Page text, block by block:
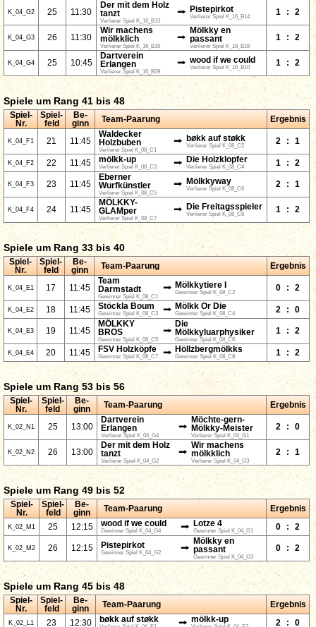
K_04_G2 25 11:30
Der mit dem Holz
tanzt
Verlierer Spiel K_16_B13
⭢ Pistepirkot
Verlierer Spiel K_16_B14
1 : 2
K_04_G3 26 11:30
Wir machens
mölkklich
Verlierer Spiel K_16_B15
⭢
Mölkky en
passant
Verlierer Spiel K_16_B16
1 : 2
K_04_G4 25 10:45
Dartverein
Erlangen
Verlierer Spiel K_16_B09
⭢ wood if we could
Verlierer Spiel K_16_B10
1 : 2
Spiele um Rang 41 bis 48
Spiel-
Nr.
Spiel-
feld
Be-
ginn
Team-Paarung Ergebnis
K_04_F1 21 11:45
Waldecker
Holzbuben
Verlierer Spiel K_08_C1
⭢ bøkk auf støkk
Verlierer Spiel K_08_C2
2 : 1
K_04_F2 22 11:45 mölkk-up
Verlierer Spiel K_08_C3 ⭢ Die Holzklopfer
Verlierer Spiel K_08_C4 1 : 2
K_04_F3 23 11:45
Eberner
Wurfkünstler
Verlierer Spiel K_08_C5
⭢ Mölkkyway
Verlierer Spiel K_08_C6
2 : 1
K_04_F4 24 11:45
MÖLKKY-
GLAMper
Verlierer Spiel K_08_C7
⭢ Die Freitagsspieler
Verlierer Spiel K_08_C8
1 : 2
Spiele um Rang 33 bis 40
Spiel-
Nr.
Spiel-
feld
Be-
ginn
Team-Paarung Ergebnis
K_04_E1 17 11:45
Team
Darmstadt
Gewinner Spiel K_08_C1
⭢ Mölkkytiere I
Gewinner Spiel K_08_C2
0 : 2
K_04_E2 18 11:45 Stöckla Boum
Gewinner Spiel K_08_C3 ⭢ Mölkk Or Die
Gewinner Spiel K_08_C4 2 : 0
K_04_E3 19 11:45
MÖLKKY
BROS
Gewinner Spiel K_08_C5
⭢
Die
Mölkkyluarphysiker
Gewinner Spiel K_08_C6
1 : 2
K_04_E4 20 11:45 FSV Holzköpfe
Gewinner Spiel K_08_C7 ⭢ Höllzbergmölkks
Gewinner Spiel K_08_C8 1 : 2
Spiele um Rang 53 bis 56
Spiel-
Nr.
Spiel-
feld
Be-
ginn
Team-Paarung Ergebnis
K_02_N1 25 13:00
Dartverein
Erlangen
Verlierer Spiel K_04_G4
⭢
Möchte-gern-
Mölkky-Meister
Verlierer Spiel K_04_G1
2 : 0
K_02_N2 26 13:00
Der mit dem Holz
tanzt
Verlierer Spiel K_04_G2
⭢
Wir machens
mölkklich
Verlierer Spiel K_04_G3
2 : 1
Spiele um Rang 49 bis 52
Spiel-
Nr.
Spiel-
feld
Be-
ginn
Team-Paarung Ergebnis
K_02_M1 25 12:15 wood if we could
Gewinner Spiel K_04_G4 ⭢ Lotze 4
Gewinner Spiel K_04_G1 0 : 2
K_02_M2 26 12:15 Pistepirkot
Gewinner Spiel K_04_G2 ⭢
Mölkky en
passant
Gewinner Spiel K_04_G3
0 : 2
Spiele um Rang 45 bis 48
Spiel-
Nr.
Spiel-
feld
Be-
ginn
Team-Paarung Ergebnis
K_02_L1 23 12:30 bøkk auf støkk ⭢ mölkk-up 2 : 0